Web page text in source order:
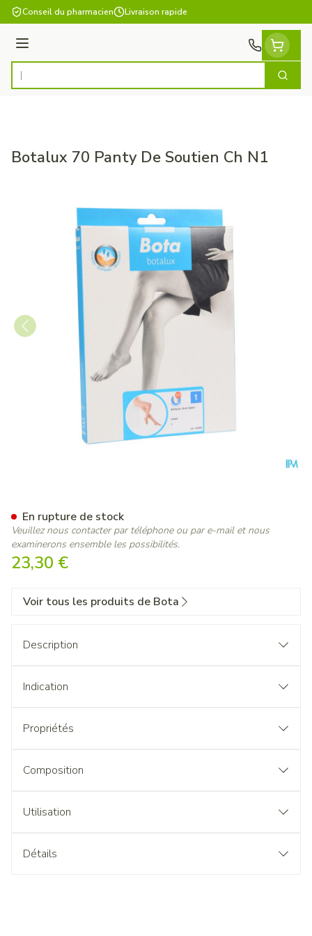
Aller au contenu
Conseil du pharmacien Livraison rapide
Menu
Rechercher
Botalux 70 Panty De Soutien Ch N1
23,30 €
En rupture de stock
Veuillez nous contacter par téléphone ou par e-mail et nous
examinerons ensemble les possibilités.
Voir tous les produits de Bota
Description
Indication
Propriétés
Composition
Utilisation
Détails